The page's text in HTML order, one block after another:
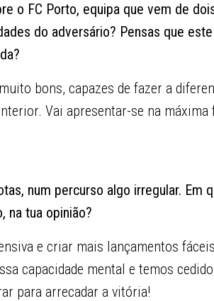
o FC Porto, equipa que vem de
do adversário? Pensas que
bons, capazes de fazer a
Vai apresentar-se na máxima
num percurso algo irregular. Em
na tua opinião?
e criar mais lançamentos
capacidade mental e temos
para arrecadar a vitória!